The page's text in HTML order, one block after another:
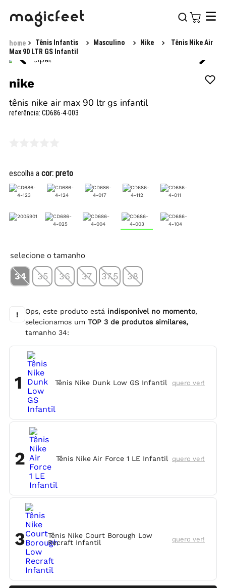
Tênis Infantis Masculino Nike
Tênis Nike Air
Max 90 LTR GS Infantil
nike
tênis nike air max 90 ltr gs infantil
referência: CD686-4-003
escolha a cor: preto
selecione o tamanho
34 35 36 37 37.5 38
! Ops, este produto está indisponível no momento,
selecionamos umTOP3 de produtos similares,
tamanho34:
1 Tênis Nike Dunk Low GS Infantil quero ver!
2 Tênis Nike Air Force 1 LE Infantil quero ver!
3
Tênis Nike Court Borough Low
Recraft Infantil
quero ver!